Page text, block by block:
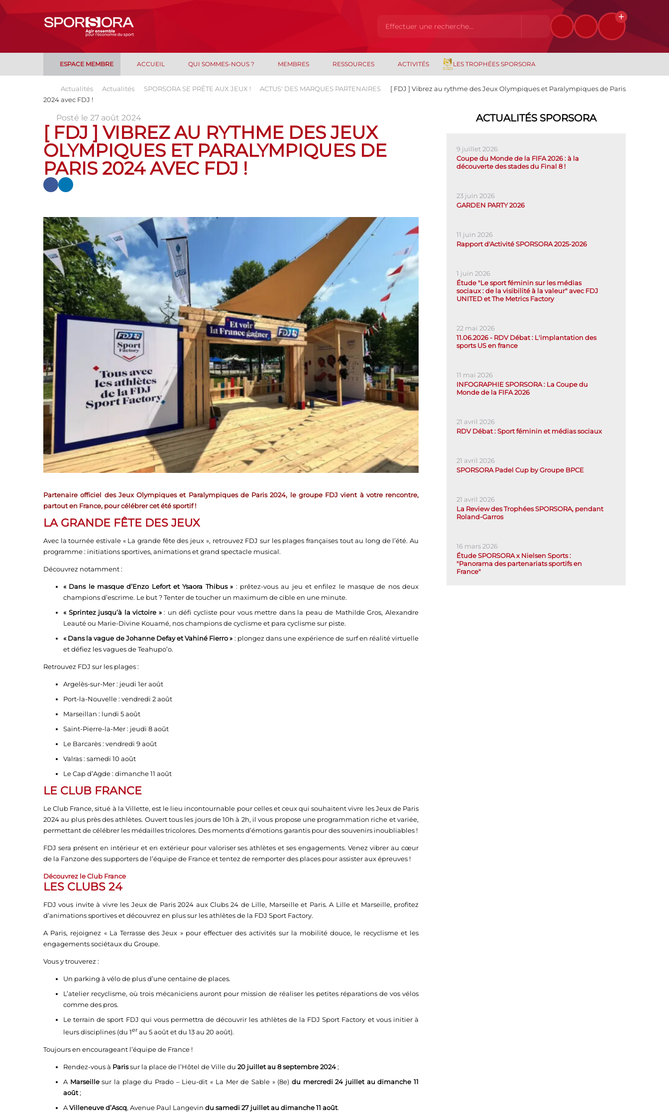
ESPACE MEMBRE ACCUEIL QUI SOMMES-NOUS ? MEMBRES RESSOURCES ACTIVITÉS LES TROPHÉES SPORSORA
Actualités Actualités SPORSORA SE PRÊTE AUX JEUX ! ACTUS' DES MARQUES PARTENAIRES
[ FDJ ] Vibrez au rythme des Jeux Olympiques et Paralympiques de Paris
2024 avec FDJ !
Posté le 27 août 2024
[ FDJ ] VIBREZ AU RYTHME DES JEUX
OLYMPIQUES ET PARALYMPIQUES DE
PARIS 2024 AVEC FDJ !
Partenaire officiel des Jeux Olympiques et Paralympiques de Paris 2024, le groupe FDJ vient à votre rencontre,
partout en France, pour célébrer cet été sportif !
LA GRANDE FÊTE DES JEUX
Avec la tournée estivale « La grande fête des jeux », retrouvez FDJ sur les plages françaises tout au long de l’été. Au
programme : initiations sportives, animations et grand spectacle musical.
Découvrez notamment :
« Dans le masque d’Enzo Lefort et Ysaora Thibus » : prêtez-vous au jeu et enfilez le masque de nos deux
champions d’escrime. Le but ? Tenter de toucher un maximum de cible en une minute.
« Sprintez jusqu’à la victoire »: un défi cycliste pour vous mettre dans la peau de Mathilde Gros, Alexandre
Leauté ou Marie-Divine Kouamé, nos champions de cyclisme et para cyclisme sur piste.
« Dans la vague de Johanne Defay et Vahiné Fierro » : plongez dans une expérience de surf en réalité virtuelle
et défiez les vagues de Teahupo’o.
Retrouvez FDJ sur les plages :
Argelès-sur-Mer : jeudi 1er août
Port-la-Nouvelle : vendredi 2 août
Marseillan : lundi 5 août
Saint-Pierre-la-Mer : jeudi 8 août
Le Barcarès : vendredi 9 août
Valras : samedi 10 août
Le Cap d’Agde : dimanche 11 août
LE CLUB FRANCE
Le Club France, situé à la Villette, est le lieu incontournable pour celles et ceux qui souhaitent vivre les Jeux de Paris
2024 au plus près des athlètes. Ouvert tous les jours de 10h à 2h, il vous propose une programmation riche et variée,
permettant de célébrer les médailles tricolores. Des moments d’émotions garantis pour des souvenirs inoubliables !
FDJ sera présent en intérieur et en extérieur pour valoriser ses athlètes et ses engagements. Venez vibrer au cœur
de la Fanzone des supporters de l’équipe de France et tentez de remporter des places pour assister aux épreuves !
Découvrez le Club France
LES CLUBS 24
FDJ vous invite à vivre les Jeux de Paris 2024 aux Clubs 24 de Lille, Marseille et Paris. A Lille et Marseille, profitez
d’animations sportives et découvrez en plus sur les athlètes de la FDJ Sport Factory.
A Paris, rejoignez « La Terrasse des Jeux » pour effectuer des activités sur la mobilité douce, le recyclisme et les
engagements sociétaux du Groupe.
Vous y trouverez :
Un parking à vélo de plus d’une centaine de places.
L’atelier recyclisme, où trois mécaniciens auront pour mission de réaliser les petites réparations de vos vélos
comme des pros.
Le terrain de sport FDJ qui vous permettra de découvrir les athlètes de la FDJ Sport Factory et vous initier à
leurs disciplines (du 1er au 5 août et du 13 au 20 août).
Toujours en encourageant l’équipe de France !
Rendez-vous à Parissur la place de l’Hôtel de Ville du 20 juillet au 8 septembre 2024;
AMarseillesur la plage du Prado – Lieu-dit « La Mer de Sable » (8e) du mercredi 24 juillet au dimanche 11
août;
AVilleneuve d’Ascq, Avenue Paul Langevin du samedi 27 juillet au dimanche 11 août.
ACTUALITÉS SPORSORA
9 juillet 2026
Coupe du Monde de la FIFA 2026 : à la
découverte des stades du Final 8 !
23 juin 2026
GARDEN PARTY 2026
11 juin 2026
Rapport d'Activité SPORSORA 2025-2026
1 juin 2026
Étude "Le sport féminin sur les médias
sociaux : de la visibilité à la valeur" avec FDJ
UNITED et The Metrics Factory
22 mai 2026
11.06.2026 - RDV Débat : L'implantation des
sports US en france
11 mai 2026
INFOGRAPHIE SPORSORA : La Coupe du
Monde de la FIFA 2026
21 avril 2026
RDV Débat : Sport féminin et médias sociaux
21 avril 2026
SPORSORA Padel Cup by Groupe BPCE
21 avril 2026
La Review des Trophées SPORSORA, pendant
Roland-Garros
16 mars 2026
Étude SPORSORA x Nielsen Sports :
"Panorama des partenariats sportifs en
France"